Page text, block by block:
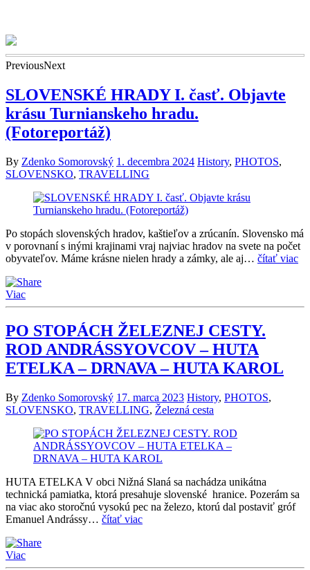
PreviousNext
SLOVENSKÉ HRADY I. časť. Objavte
krásu Turnianskeho hradu.
(Fotoreportáž)
By Zdenko Somorovský 1. decembra 2024 History, PHOTOS,
SLOVENSKO, TRAVELLING
Po stopách slovenských hradov, kaštieľov a zrúcanín. Slovensko má
v porovnaní s inými krajinami vraj najviac hradov na svete na počet
obyvateľov. Máme krásne nielen hrady a zámky, ale aj… čítať viac
Viac
PO STOPÁCH ŽELEZNEJ CESTY.
ROD ANDRÁSSYOVCOV – HUTA
ETELKA – DRNAVA – HUTA KAROL
By Zdenko Somorovský 17. marca 2023 History, PHOTOS,
SLOVENSKO, TRAVELLING, Železná cesta
HUTA ETELKA V obci Nižná Slaná sa nachádza unikátna
technická pamiatka, ktorá presahuje slovenské hranice. Pozerám sa
na viac ako storočnú vysokú pec na železo, ktorú dal postaviť gróf
Emanuel Andrássy… čítať viac
Viac